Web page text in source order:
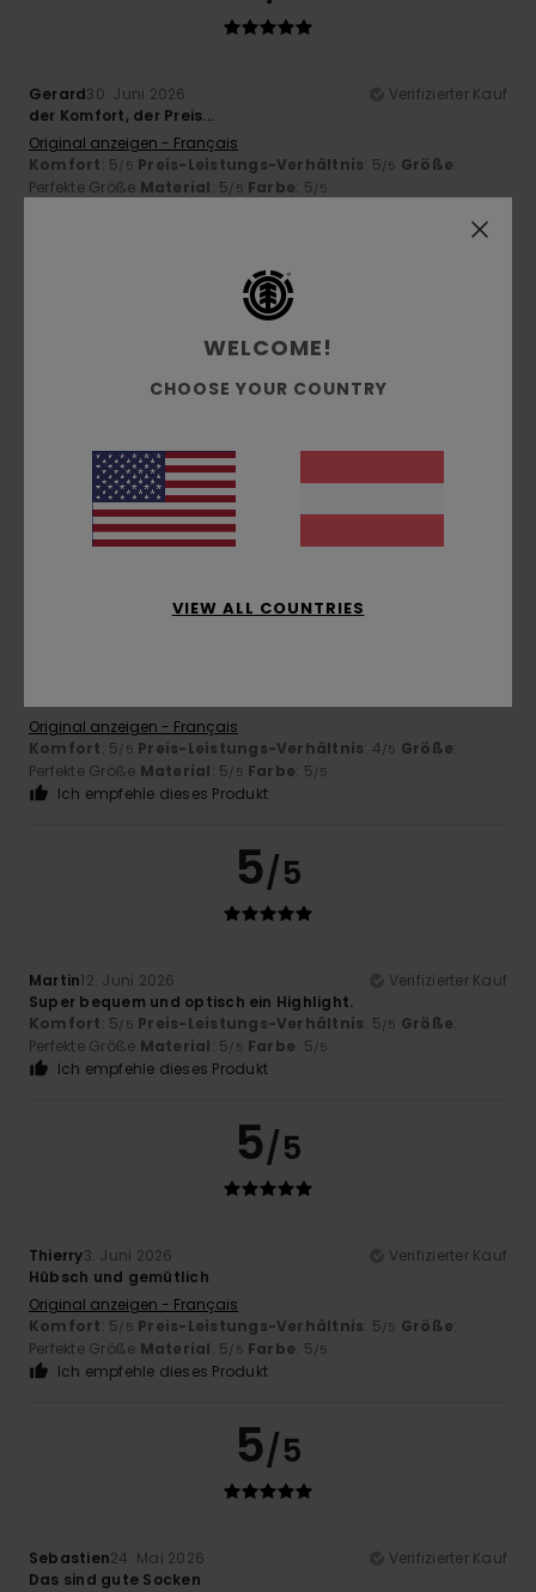
Gerard30. Juni 2026
Verifizierter Kauf
der Komfort, der Preis...
Original anzeigen - Français
Komfort: 5/5 Preis-Leistungs-Verhältnis: 5/5 Größe:
Perfekte Größe Material: 5/5 Farbe: 5/5
5/5
21. Juni 2026
Komfort: 5/5 Preis-Leistungs-Verhältnis
Perfekte GrößeMaterial: 4/5 : 5
5
Original anzeigen - Français
Komfort: 5/5 Preis-Leistungs-Verhältnis: 4/5 Größe:
Perfekte Größe Material: 5/5 Farbe: 5/5
Ich empfehle dieses Produkt
5/5
Martin12. Juni 2026
Verifizierter Kauf
Super bequem und optisch ein Highlight.
Komfort: 5/5 Preis-Leistungs-Verhältnis: 5/5 Größe:
Perfekte Größe Material: 5/5 Farbe: 5/5
Ich empfehle dieses Produkt
5/5
Thierry3. Juni 2026
Verifizierter Kauf
Hübsch und gemütlich
Original anzeigen - Français
Komfort: 5/5 Preis-Leistungs-Verhältnis: 5/5 Größe:
Perfekte Größe Material: 5/5 Farbe: 5/5
Ich empfehle dieses Produkt
5/5
Sebastien24. Mai 2026
Verifizierter Kauf
Das sind gute Socken
WELCOME!
CHOOSE YOUR COUNTRY
VIEW ALL COUNTRIES